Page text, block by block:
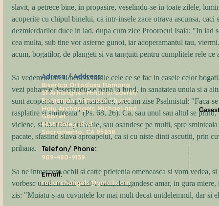
slavit, a petrece bine, in propasire, veselindu-se in toate zilele,
acoperite cu chipul binelui, ca intr-insele zace otrava ascunsa, caci
dezmierdarilor duce in iad, dupa cum zice Proorocul Isaia: "In iad
cea multa, sub tine vor asterne gunoi, iar acoperamantul tau,
acum, bogatilor, de plangeti si va tanguiti pentru cumplitele rele ce
Sa vedem acum si benchetuirile cele ce se fac in casele celor
vezi paharele desertandu-se pana la fund, in sanatatea unuia si a
sunt acoperite cu chipul rautatilor, precum zise Psalmistul: "Faca-
rasplatire si sminteala" (Ps. 68, 26). Ca, sau unul sau altul se
viclene, si fatarnica prietenie, sau osandesc pe multi, spre
pacate, sfasiind slava aproapelui, ca si cu niste dinti ascutiti, prin
prihana.
Sa ne intoarcem ochii si catre prietenia omeneasca si vom vedea,
vorbesc unul cu altul cu dulceata, dar gandesc amar, in gura
zis: "Muiatu-s-au cuvintele lor mai mult decat untdelemnul, dar si
Adresa / Address:
Biserica Ortodoxa Romana
Sf.Arhangheli Mihail si Gavriil/
Romanian Orthodox Church
Holy Archangels Michael and
Gabriel
4633 Raley Blvd
Sacramento, CA 95838
Telefon/ Phone:
909-480-9139
Email:
rocarchangels@gmail.com